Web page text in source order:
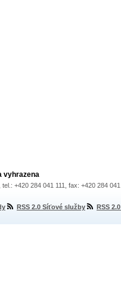
vyhrazena
+420 284 041 111, fax: +420 284
RSS 2.0 Síťové služby RSS